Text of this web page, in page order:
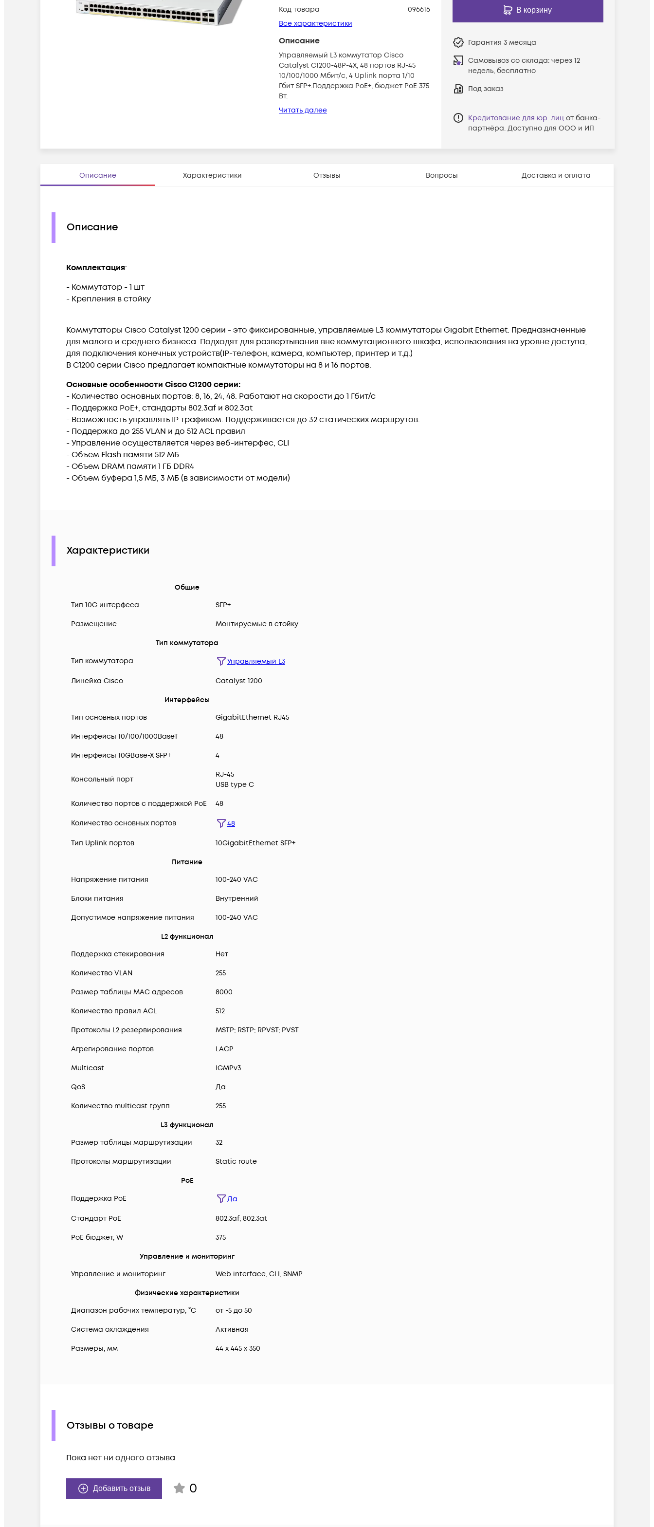
Код товара
096616
Все характеристики
Описание
Управляемый L3 коммутатор Cisco
Catalyst C1200-48P-4X, 48 портов RJ-45
10/100/1000 Мбит/с, 4 Uplink порта 1/10
Гбит SFP+.Поддержка PoE+, бюджет PoE 375
Вт.
Читать далее
В корзину
Гарантия 3 месяца
Самовывоз со склада: через 12
недель, бесплатно
Под заказ
Кредитование для юр. лиц от банка-
партнёра. Доступно для ООО и ИП
Описание Характеристики Отзывы Вопросы Доставка и оплата
Описание
Комплектация:
- Коммутатор - 1 шт
- Крепления в стойку
Коммутаторы Cisco Catalyst 1200 серии - это фиксированные, управляемые L3 коммутаторы Gigabit Ethernet. Предназначенные
для малого и среднего бизнеса. Подходят для развертывания вне коммутационного шкафа, использования на уровне доступа,
для подключения конечных устройств(IP-телефон, камера, компьютер, принтер и т.д.)
В C1200 серии Cisco предлагает компактные коммутаторы на 8 и 16 портов.
Основные особенности Cisco C1200 серии:
- Количество основных портов: 8, 16, 24, 48. Работают на скорости до 1 Гбит/с
- Поддержка PoE+, стандарты 802.3af и 802.3at
- Возможность управлять IP трафиком. Поддерживается до 32 статических маршрутов.
- Поддержка до 255 VLAN и до 512 ACL правил
- Управление осуществляется через веб-интерфес, CLI
- Объем Flash памяти 512 МБ
- Объем DRAM памяти 1 ГБ DDR4
- Объем буфера 1,5 МБ, 3 МБ (в зависимости от модели)
Характеристики
Общие
Тип 10G интерфеса
SFP+
Размещение Монтируемые в стойку
Тип коммутатора
Тип коммутатора
Управляемый L3
Линейка Cisco Catalyst 1200
Интерфейсы
Тип основных портов
GigabitEthernet RJ45
Интерфейсы 10/100/1000BaseT 48
Интерфейсы 10GBase-X SFP+ 4
Консольный порт
RJ-45
USB type C
Количество портов с поддержкой PoE 48
Количество основных портов 48
Тип Uplink портов 10GigabitEthernet SFP+
Питание
Напряжение питания
100-240 VAC
Блоки питания Внутренний
Допустимое напряжение питания 100-240 VAC
L2 функционал
Поддержка стекирования
Нет
Количество VLAN 255
Размер таблицы MAC адресов 8000
Количество правил ACL 512
Протоколы L2 резервирования MSTP; RSTP; RPVST; PVST
Агрегирование портов LACP
Multicast IGMPv3
QoS Да
Количество multicast групп 255
L3 функционал
Размер таблицы маршрутизации
32
Протоколы маршрутизации Static route
PoE
Поддержка PoE
Да
Cтандарт PoE 802.3af; 802.3at
PoE бюджет, W 375
Управление и мониторинг
Управление и мониторинг
Web interface, CLI, SNMP.
Физические характеристики
Диапазон рабочих температур, °C
от -5 до 50
Система охлаждения Активная
Размеры, мм 44 x 445 x 350
Отзывы о товаре
Пока нет ни одного отзыва
Добавить отзыв 0